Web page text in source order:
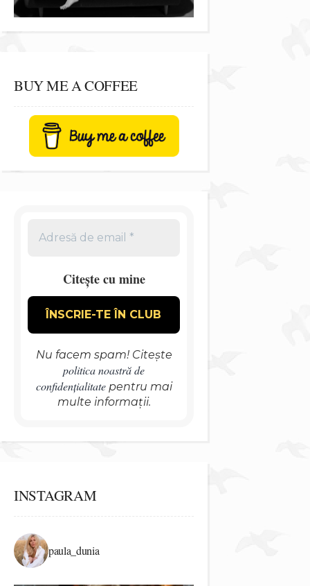
BUY ME A COFFEE
Citește cu mine
Nu facem spam! Citește
politica noastră de
confidențialitatepentru mai
multe informații.
INSTAGRAM
paula_dunia